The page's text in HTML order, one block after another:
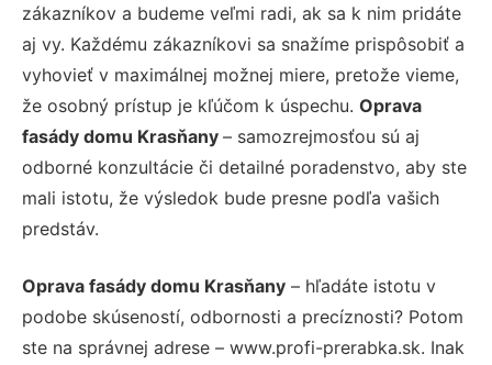
zákazníkov a budeme veľmi radi, ak sa k nim pridáte
aj vy. Každému zákazníkovi sa snažíme prispôsobiť a
vyhovieť v maximálnej možnej miere, pretože vieme,
že osobný prístup je kľúčom k úspechu. Oprava
fasády domu Krasňany – samozrejmosťou sú aj
odborné konzultácie či detailné poradenstvo, aby ste
mali istotu, že výsledok bude presne podľa vašich
predstáv.
Oprava fasády domu Krasňany – hľadáte istotu v
podobe skúseností, odbornosti a precíznosti? Potom
ste na správnej adrese – www.profi-prerabka.sk. Inak